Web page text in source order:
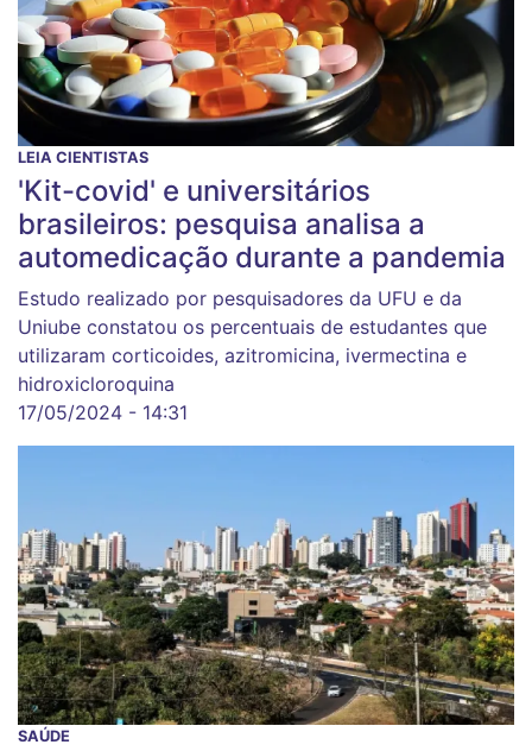
LEIA CIENTISTAS
'Kit-covid' e universitários
brasileiros: pesquisa analisa a
automedicação durante a pandemia
Estudo realizado por pesquisadores da UFU e da
Uniube constatou os percentuais de estudantes que
utilizaram corticoides, azitromicina, ivermectina e
hidroxicloroquina
17/05/2024 - 14:31
SAÚDE